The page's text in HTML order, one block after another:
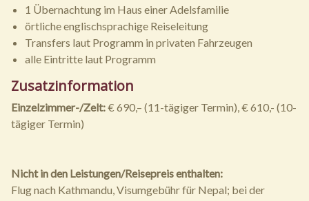
1 Übernachtung im Haus einer Adelsfamilie
örtliche englischsprachige Reiseleitung
Transfers laut Programm in privaten Fahrzeugen
alle Eintritte laut Programm
Zusatzinformation
Einzelzimmer-/Zelt:€ 690,– (11-tägiger Termin), € 610,- (10-
tägiger Termin)
Nicht in den Leistungen/Reisepreis enthalten:
Flug nach Kathmandu, Visumgebühr für Nepal; bei der